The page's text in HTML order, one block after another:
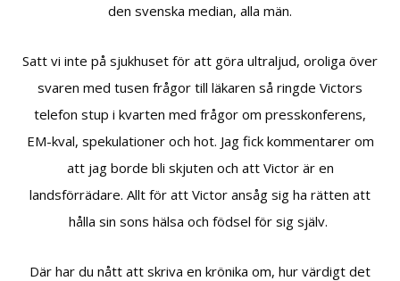
den svenska median, alla män.
Satt vi inte på sjukhuset för att göra ultraljud, oroliga över
svaren med tusen frågor till läkaren så ringde Victors
telefon stup i kvarten med frågor om presskonferens,
EM-kval, spekulationer och hot. Jag fick kommentarer om
att jag borde bli skjuten och att Victor är en
landsförrädare. Allt för att Victor ansåg sig ha rätten att
hålla sin sons hälsa och födsel för sig själv.
Där har du nått att skriva en krönika om, hur värdigt det